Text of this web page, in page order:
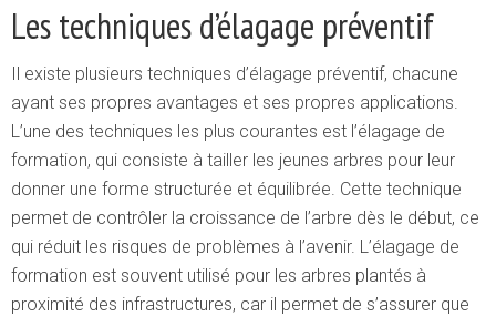
Les techniques d’élagage préventif
Il existe plusieurs techniques d’élagage préventif, chacune
ayant ses propres avantages et ses propres applications.
L’une des techniques les plus courantes est l’élagage de
formation, qui consiste à tailler les jeunes arbres pour leur
donner une forme structurée et équilibrée. Cette technique
permet de contrôler la croissance de l’arbre dès le début, ce
qui réduit les risques de problèmes à l’avenir. L’élagage de
formation est souvent utilisé pour les arbres plantés à
proximité des infrastructures, car il permet de s’assurer que